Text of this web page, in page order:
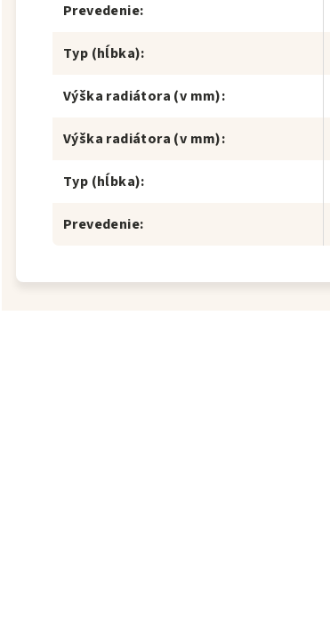
Prevedenie:
Typ (hĺbka):
Výška radiátora (v mm):
Výška radiátora (v mm):
Typ (hĺbka):
Prevedenie: